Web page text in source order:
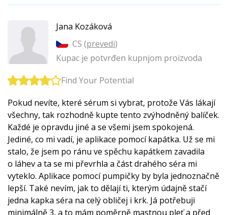
Jana Kozáková
CS (prevedi)
Kupac je potvrđen kupnjom proizvoda
Find Your Potential
Pokud nevíte, které sérum si vybrat, protože Vás lákají
všechny, tak rozhodně kupte tento zvýhodněný balíček.
Každé je opravdu jiné a se všemi jsem spokojená.
Jediné, co mi vadí, je aplikace pomocí kapátka. Už se mi
stalo, že jsem po ránu ve spěchu kapátkem zavadila
o láhev a ta se mi převrhla a část drahého séra mi
vyteklo. Aplikace pomocí pumpičky by byla jednoznačně
lepší. Také nevím, jak to dělají ti, kterým údajně stačí
jedna kapka séra na celý obličej i krk. Já potřebuji
minimálně 3, a to mám poměrně mastnou pleť a před